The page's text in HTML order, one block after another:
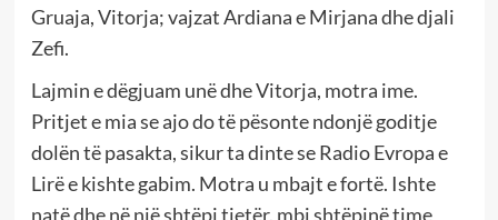
Gruaja, Vitorja; vajzat Ardiana e Mirjana dhe djali
Zefi.
Lajmin e dëgjuam unë dhe Vitorja, motra ime.
Pritjet e mia se ajo do të pësonte ndonjë goditje
dolën të pasakta, sikur ta dinte se Radio Evropa e
Lirë e kishte gabim. Motra u mbajt e fortë. Ishte
natë dhe në një shtëpi tjetër, mbi shtëpinë time